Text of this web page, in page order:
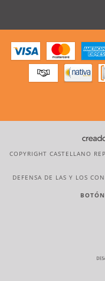
COPYRIGHT CASTELLANO
DEFENSA DE LAS Y LOS